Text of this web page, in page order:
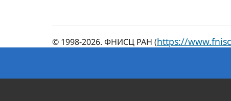
© 1998-2026. ФНИСЦ РАН (https://